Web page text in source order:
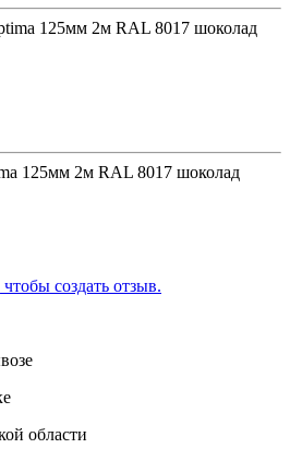
125мм 2м RAL 8017 шоколад
создать отзыв.
области